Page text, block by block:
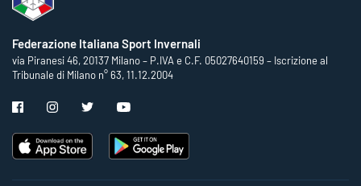
Federazione Italiana Sport Invernali
via Piranesi 46, 20137 Milano – P.IVA e C.F. 05027640159 – Iscrizione al
Tribunale di Milano n° 63, 11.12.2004